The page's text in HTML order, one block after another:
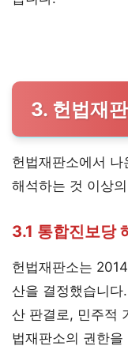
3. 헌법재
헌법재판소에서
해석하는 것 이상
3.1 통합진보당
헌법재판소는
산을 결정했습니다
산 판결로, 민주적
법재판소의 권한